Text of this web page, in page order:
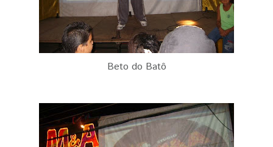
Beto do Batô